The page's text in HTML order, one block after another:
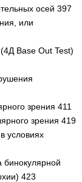
осей 397
или
Base Out Test)
зрения 411
зрения 419
условиях
бинокулярной
423